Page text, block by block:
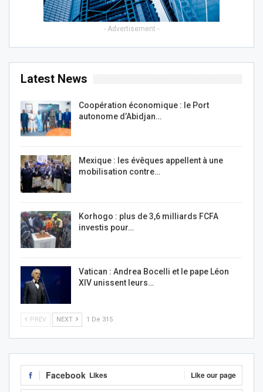
- Advertisement -
Latest News
Coopération économique : le Port
autonome d’Abidjan…
Mexique : les évêques appellent à une
mobilisation contre…
Korhogo : plus de 3,6 milliards FCFA
investis pour…
Vatican : Andrea Bocelli et le pape Léon
XIV unissent leurs…
PREV NEXT 1 De 315
Facebook Likes Like our page